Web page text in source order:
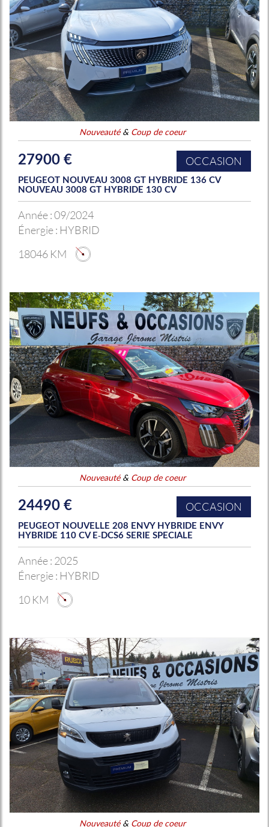
Nouveauté& Coup de coeur
27900 € OCCASION
PEUGEOT NOUVEAU 3008 GT HYBRIDE 136 CV
NOUVEAU 3008 GT HYBRIDE 130 CV
Année :09/2024
Énergie : HYBRID
18046 KM
Nouveauté& Coup de coeur
24490 € OCCASION
PEUGEOT NOUVELLE 208 ENVY HYBRIDE ENVY
HYBRIDE 110 CV E-DCS6 SERIE SPECIALE
Année : 2025
Énergie : HYBRID
10 KM
Nouveauté& Coup de coeur